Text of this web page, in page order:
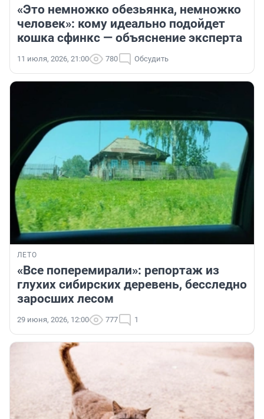
«Это немножко обезьянка, немножко
человек»: кому идеально подойдет
кошка сфинкс — объяснение эксперта
11 июля, 2026, 21:00 780 Обсудить
ЛЕТО
«Все поперемирали»: репортаж из
глухих сибирских деревень, бесследно
заросших лесом
29 июня, 2026, 12:00 777 1